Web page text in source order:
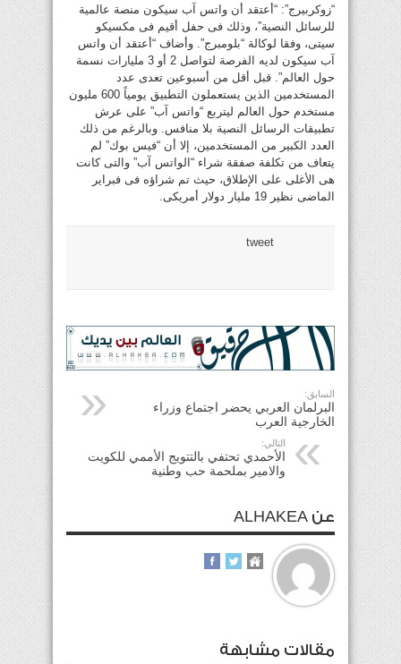
“زوكربيرج”: “أعتقد أن واتس آب سيكون منصة عالمية
للرسائل النصية”، وذلك فى حفل أقيم فى مكسيكو
سيتى، وفقا لوكالة “بلومبرج”. وأضاف “أعتقد أن واتس
آب سيكون لديه الفرصة لتواصل 2 أو 3 مليارات نسمة
حول العالم”. قبل أقل من أسبوعين تعدى عدد
المستخدمين الذين يستعملون التطبيق يومياً 600 مليون
مستخدم حول العالم ليتربع “واتس آب” على عرش
تطبيقات الرسائل النصية بلا منافس. وبالرغم من ذلك
العدد الكبير من المستخدمين، إلا أن “فيس بوك” لم
يتعاف من تكلفة صفقة شراء “الواتس آب” والتى كانت
هى الأغلى على الإطلاق، حيث تم شراؤه فى فبراير
الماضى نظير 19 مليار دولار أمريكى.
tweet
السابق:
البرلمان العربي يحضر اجتماع وزراء
الخارجية العرب
التالي:
الأحمدي تحتفي بالتتويج الأممي للكويت
والامير بملحمة حب وطنية
عن ALHAKEA
مقالات مشابهة